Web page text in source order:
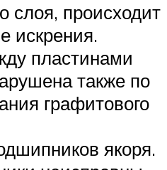
слоя, происходит
искрения.
пластинами
также по
графитового
якоря.